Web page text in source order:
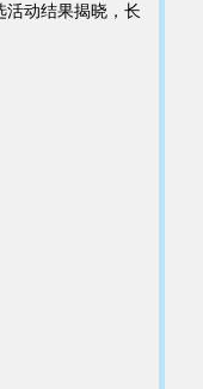
活动结果揭晓，长